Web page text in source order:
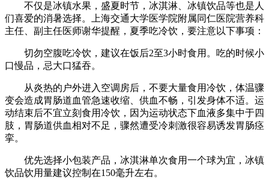
不仅是冰镇水果，盛夏时节，冰淇淋、冰镇饮品等也是人
们喜爱的消暑选择。上海交通大学医学院附属同仁医院营养科
主任、副主任医师谢华提醒，夏季吃冷饮，要注意以下事项：
切勿空腹吃冷饮，建议在饭后2至3小时食用。吃的时候小
口慢品，忌大口猛吞。
从炎热的户外进入空调房后，不要大量食用冷饮，体温骤
变会造成胃肠道血管急速收缩、供血不畅，引发身体不适。运
动结束后不宜立刻食用冷饮，因为运动状态下血液多集中于四
肢，胃肠道供血相对不足，骤然遭受冷刺激很容易诱发胃肠痉
挛。
优先选择小包装产品，冰淇淋单次食用一个球为宜，冰镇
饮品饮用量建议控制在150毫升左右。